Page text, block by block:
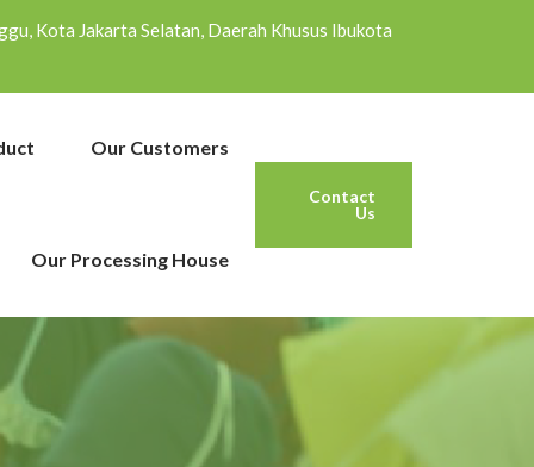
Kota Jakarta Selatan, Daerah Khusus Ibukota
Our Customers
Our Processing House
Contact
Us